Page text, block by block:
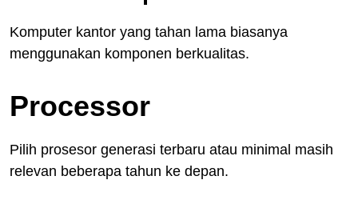
Komputer kantor yang tahan lama biasanya
menggunakan komponen berkualitas.
Processor
Pilih prosesor generasi terbaru atau minimal masih
relevan beberapa tahun ke depan.